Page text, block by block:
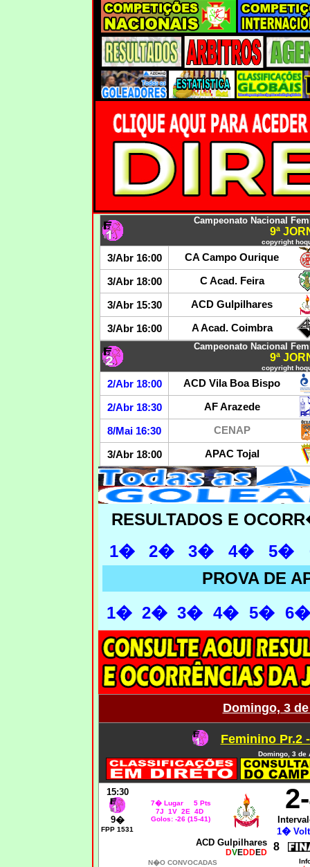
Campeonato Nacional
9ª
copyright
3/Abr 16:00 CA Campo Ourique
3/Abr 18:00 C Acad. Feira
3/Abr 15:30 ACD Gulpilhares
3/Abr 16:00 A Acad. Coimbra
Campeonato Nacional
9ª
copyright
2/Abr 18:00 ACD Vila Boa Bispo
2/Abr 18:30 AF Arazede
8/Mai 16:30 CENAP
3/Abr 18:00 APAC Tojal
RESULTADOS E
1�
2� 3� 4� 5�
PROVA DE
1� 2� 3� 4� 5� 6�
Domingo, 3
Feminino Pr.2
Domingo, 3 de
15:30
9�
FPP 1531
7� Lugar 5 Pts
7J 1V 2E 4D
Golos: -26 (15-41)
2
1�
ACD Gulpilhares
DVEDDED 8
N�O CONVOCADAS